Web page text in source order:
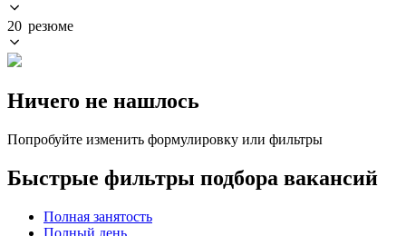
20 резюме
Ничего не нашлось
Попробуйте изменить формулировку или фильтры
Быстрые фильтры подбора вакансий
Полная занятость
Полный день